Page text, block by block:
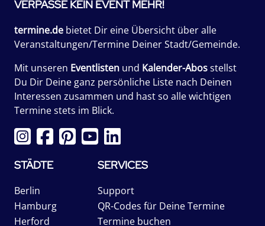
VERPASSE KEIN EVENT MEHR!
termine.de bietet Dir eine Übersicht über alle
Veranstaltungen/Termine Deiner Stadt/Gemeinde.
Mit unseren Eventlisten und Kalender-Abosstellst
Du Dir Deine ganz persönliche Liste nach Deinen
Interessen zusammen und hast so alle wichtigen
Termine stets im Blick.
STÄDTE
Berlin
Hamburg
Herford
SERVICES
Support
QR-Codes für Deine Termine
Termine buchen